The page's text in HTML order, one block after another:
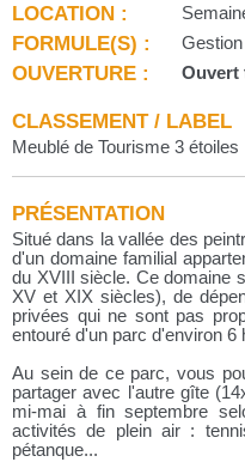
LOCATION :
FORMULE(S) :
OUVERTURE : Ouvert
CLASSEMENT / LABEL
Meublé de Tourisme 3 étoiles
PRÉSENTATION
Situé dans la vallée des
d'un domaine familial
du XVIII siècle. Ce domaine
XV et XIX siècles), de
privées qui ne sont pas
entouré d'un parc d'environ 6
Au sein de ce parc, vous
partager avec l'autre gîte
mi-mai à fin septembre
activités de plein air :
pétanque...